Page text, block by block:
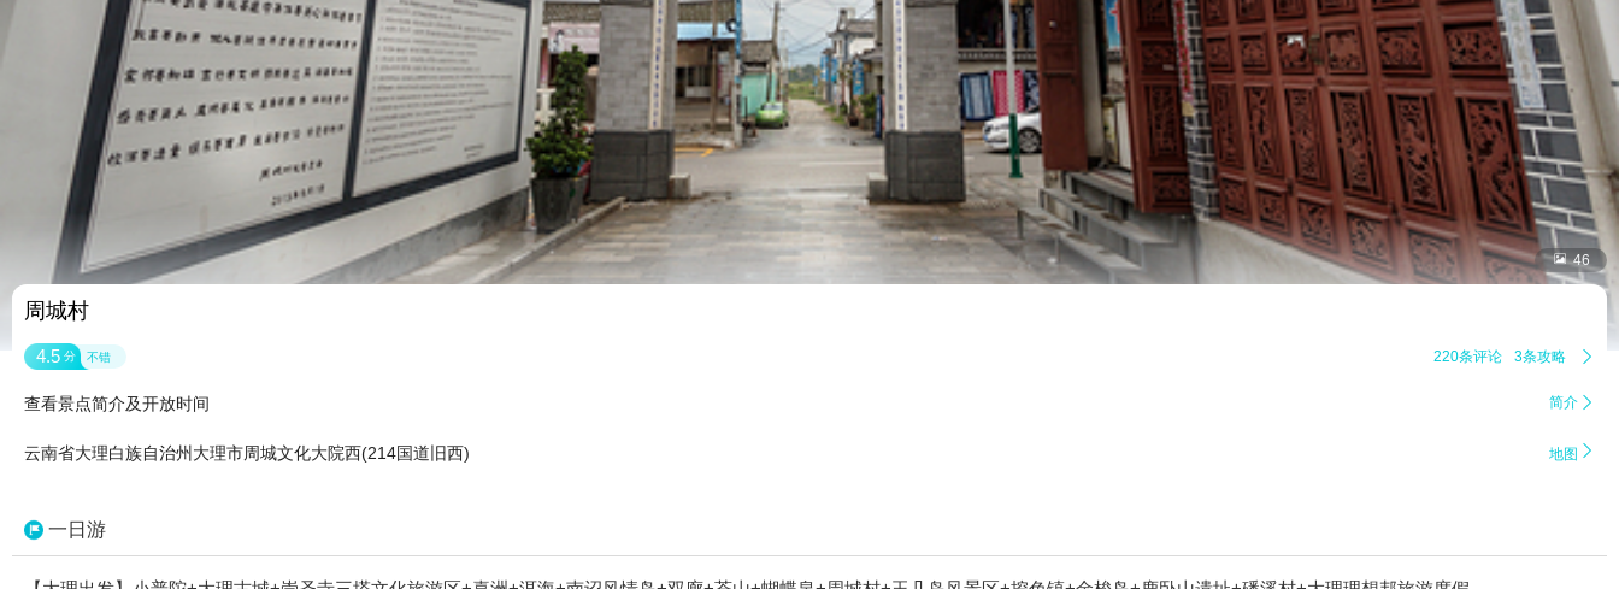
 46
周城村
4.5 分 不错 220条评论 3条攻略 
查看景点简介及开放时间 简介 
云南省大理白族自治州大理市周城文化大院西(214国道旧西) 地图 
一日游